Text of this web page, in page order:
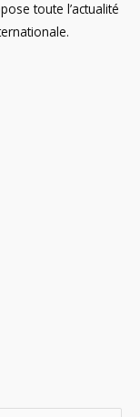
toute l’actualité